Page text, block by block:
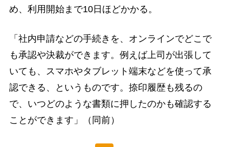
め、利用開始まで10日ほどかかる。
「社内申請などの手続きを、オンラインでどこで
も承認や決裁ができます。例えば上司が出張して
いても、スマホやタブレット端末などを使って承
認できる、というものです。捺印履歴も残るの
で、いつどのような書類に押したのかも確認する
ことができます」（同前）